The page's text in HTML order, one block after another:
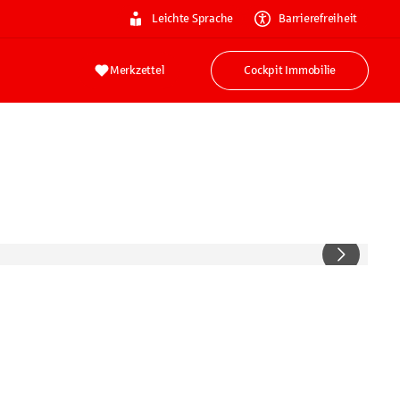
Leichte Sprache Barrierefreiheit
Merkzettel Cockpit Immobilie